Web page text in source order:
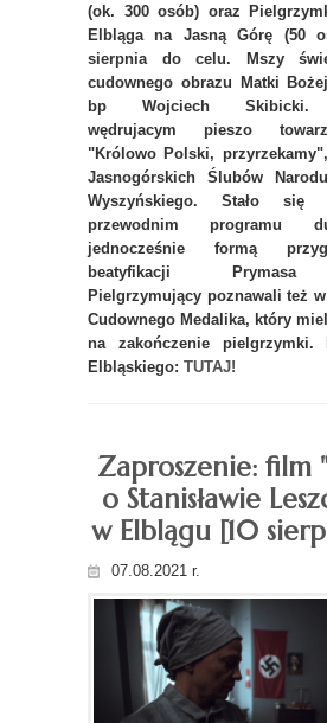
(ok. 300 osób) oraz
Elbląga na Jasną Górę (50
sierpnia do celu. Mszy
cudownego obrazu Matki
bp Wojciech Skibicki.
wędrujacym pieszo
"Królowo Polski,
Jasnogórskich Ślubów
Wyszyńskiego. Stało się
przewodnim programu
jednocześnie formą
beatyfikacji Prymasa
Pielgrzymujący poznawali też
Cudownego Medalika, który
na zakończenie pielgrzymki.
Elbląskiego: TUTAJ!
Zaproszenie: film
o Stanisławie
w Elblągu [10
07.08.2021 r.